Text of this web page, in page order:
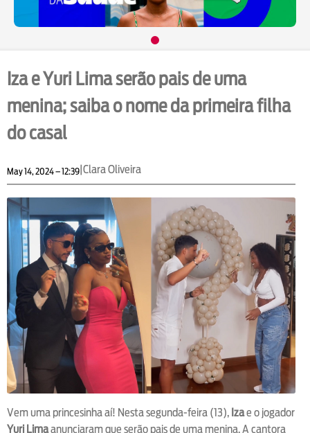
Iza e Yuri Lima serão pais de uma
menina; saiba o nome da primeira filha
do casal
May 14, 2024 – 12:39|Clara Oliveira
Vem uma princesinha aí! Nesta segunda-feira (13), Izae o jogador
Yuri Limaanunciaram que serão pais de uma menina. A cantora